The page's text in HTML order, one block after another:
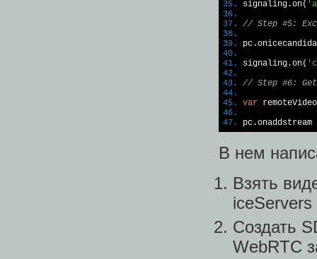
35.
signaling.on(
36.
37.
// Step #5:
38.
39.
40.
41.
signaling.on(
42.
43.
// Step #6:
44.
45.
var
46.
47.
В нем
Взять
iceServers
Создать
WebRTC